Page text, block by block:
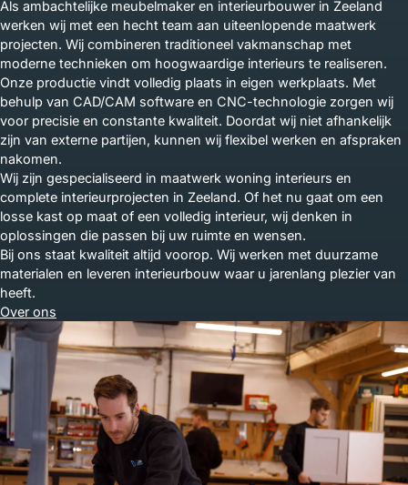
Als ambachtelijke meubelmaker en interieurbouwer in Zeeland
werken wij met een hecht team aan uiteenlopende maatwerk
projecten. Wij combineren traditioneel vakmanschap met
moderne technieken om hoogwaardige interieurs te realiseren.
Onze productie vindt volledig plaats in eigen werkplaats. Met
behulp van CAD/CAM software en CNC-technologie zorgen wij
voor precisie en constante kwaliteit. Doordat wij niet afhankelijk
zijn van externe partijen, kunnen wij flexibel werken en afspraken
nakomen.
Wij zijn gespecialiseerd in maatwerk woning interieurs en
complete interieurprojecten in Zeeland. Of het nu gaat om een
losse kast op maat of een volledig interieur, wij denken in
oplossingen die passen bij uw ruimte en wensen.
Bij ons staat kwaliteit altijd voorop. Wij werken met duurzame
materialen en leveren interieurbouw waar u jarenlang plezier van
heeft.
Over ons